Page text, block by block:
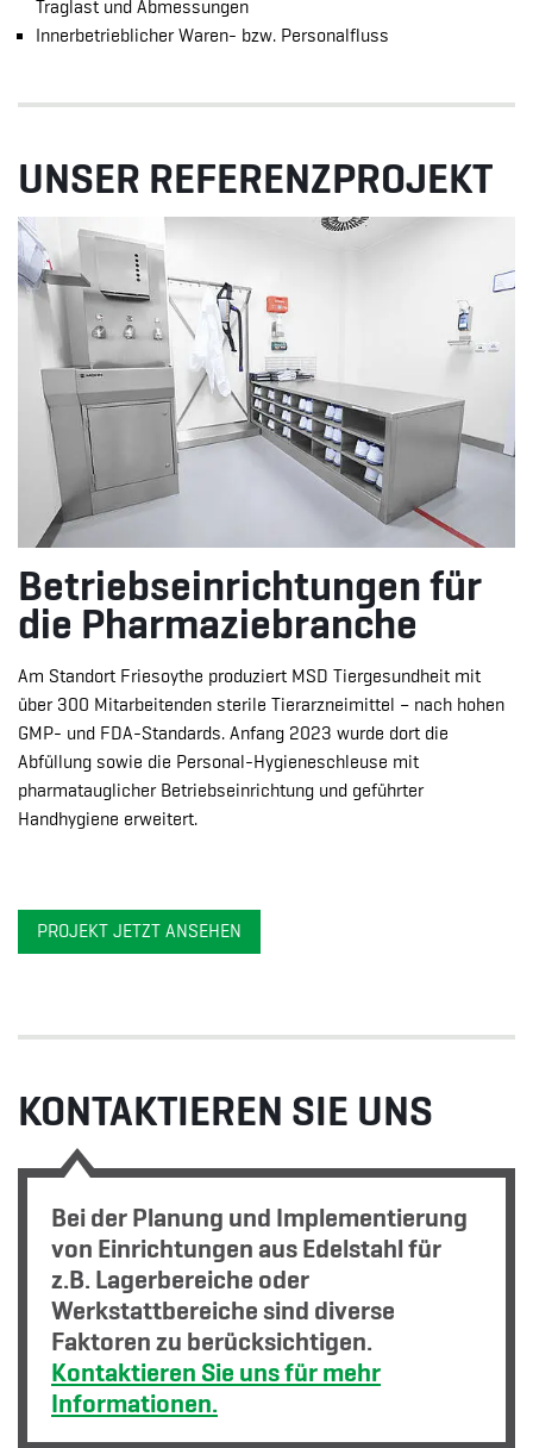
Traglast und Abmessungen
Innerbetrieblicher Waren- bzw. Personalfluss
UNSER REFERENZPROJEKT
Betriebseinrichtungen für
die Pharmaziebranche
Am Standort Friesoythe produziert MSD Tiergesundheit mit
über 300 Mitarbeitenden sterile Tierarzneimittel – nach hohen
GMP- und FDA-Standards. Anfang 2023 wurde dort die
Abfüllung sowie die Personal-Hygieneschleuse mit
pharmatauglicher Betriebseinrichtung und geführter
Handhygiene erweitert.
PROJEKT JETZT ANSEHEN
KONTAKTIEREN SIE UNS
Bei der Planung und Implementierung
von Einrichtungen aus Edelstahl für
z.B. Lagerbereiche oder
Werkstattbereiche sind diverse
Faktoren zu berücksichtigen.
Kontaktieren Sie uns für mehr
Informationen.